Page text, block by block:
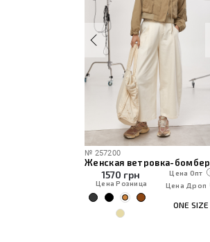
№ 257200
Женская ветровка-бомбер
1570 грн
Цена Розница
Цена Опт
Цена Дроп
ONE SIZE